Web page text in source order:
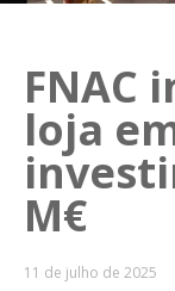
FNAC
loja
M€
11 de julho de 2025